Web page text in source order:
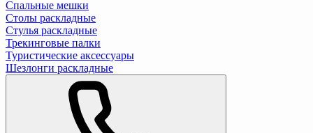
Спальные мешки
Столы раскладные
Стулья раскладные
Трекинговые палки
Туристические аксессуары
Шезлонги раскладные